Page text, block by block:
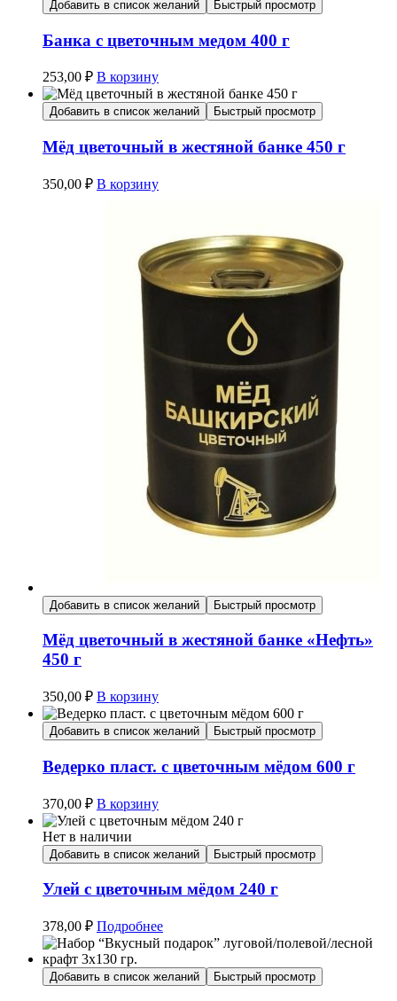
Добавить в список желаний Быстрый просмотр
Банка с цветочным медом 400 г
253,00 ₽ В корзину
Добавить в список желаний Быстрый просмотр
Мёд цветочный в жестяной банке 450 г
350,00 ₽ В корзину
Добавить в список желаний Быстрый просмотр
Мёд цветочный в жестяной банке «Нефть»
450 г
350,00 ₽ В корзину
Добавить в список желаний Быстрый просмотр
Ведерко пласт. с цветочным мёдом 600 г
370,00 ₽ В корзину
Нет в наличии
Добавить в список желаний Быстрый просмотр
Улей с цветочным мёдом 240 г
378,00 ₽ Подробнее
Добавить в список желаний Быстрый просмотр